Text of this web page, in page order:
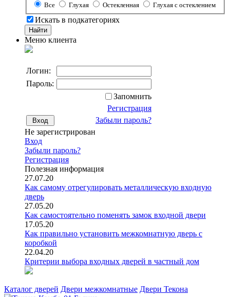
Все
Глухая Остекленная Глухая с остеклением
Искать в подкатегориях
Меню клиента
Логин:
Пароль:
Запомнить
Регистрация
Забыли пароль?
Не зарегистрирован
Вход
Забыли пароль?
Регистрация
Полезная информация
27.07.20
Как самому отрегулировать металлическую входную
дверь
27.05.20
Как самостоятельно поменять замок входной двери
17.05.20
Как правильно установить межкомнатную дверь с
коробкой
22.04.20
Критерии выбора входных дверей в частный дом
Каталог дверей Двери межкомнатные Двери Текона